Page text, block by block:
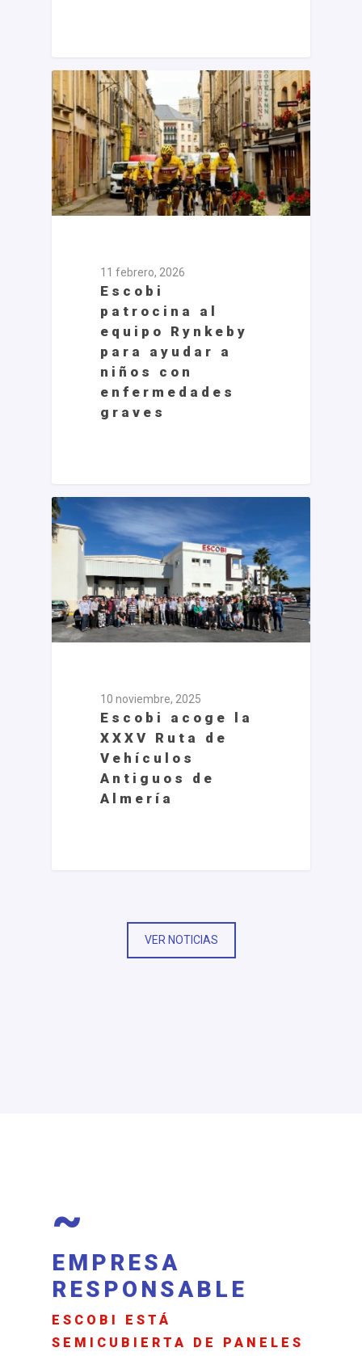
11 febrero, 2026
Escobi
patrocina al
equipo Rynkeby
para ayudar a
niños con
enfermedades
graves
10 noviembre, 2025
Escobi acoge la
XXXV Ruta de
Vehículos
Antiguos de
Almería
VER NOTICIAS
~
EMPRESA
RESPONSABLE
ESCOBI ESTÁ
SEMICUBIERTA DE PANELES